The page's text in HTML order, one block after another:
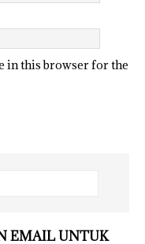
in this browser for the
EMAIL UNTUK